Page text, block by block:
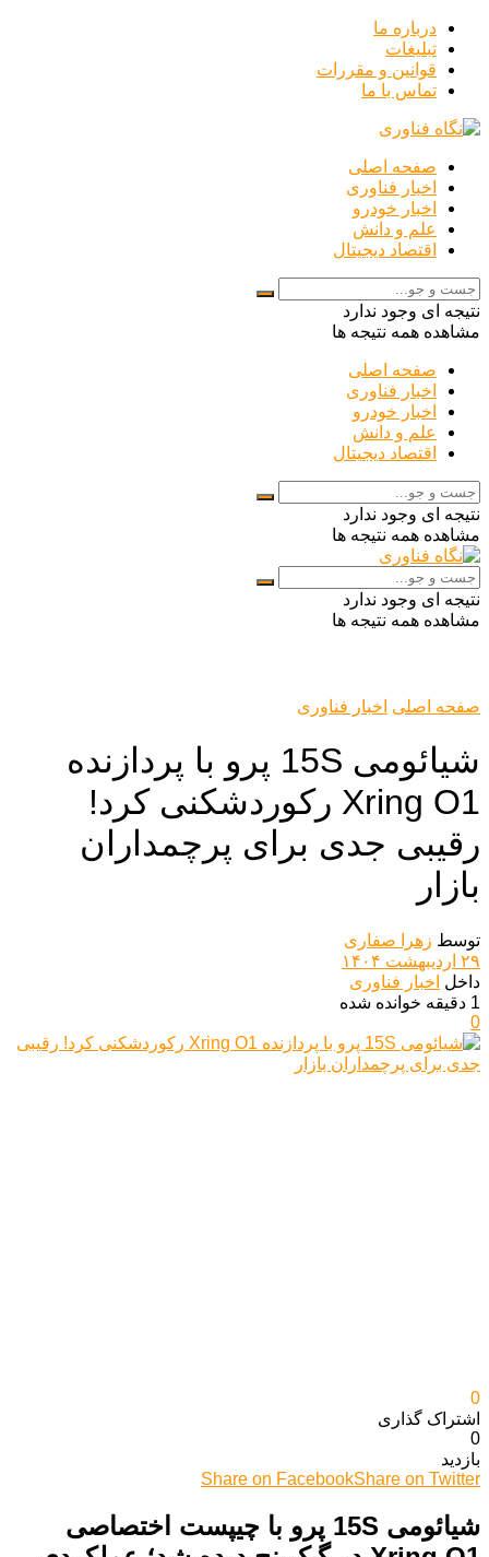
درباره ما
تبلیغات
قوانین و مقررات
تماس با ما
صفحه اصلی
اخبار فناوری
اخبار خودرو
علم و دانش
اقتصاد دیجیتال
نتیجه ای وجود ندارد
مشاهده همه نتیجه ها
صفحه اصلی
اخبار فناوری
اخبار خودرو
علم و دانش
اقتصاد دیجیتال
نتیجه ای وجود ندارد
مشاهده همه نتیجه ها
نتیجه ای وجود ندارد
مشاهده همه نتیجه ها
صفحه اصلی اخبار فناوری
شیائومی 15S پرو با پردازنده
Xring O1 رکوردشکنی کرد!
رقیبی جدی برای پرچمداران
بازار
توسط زهرا صفاری
۲۹ اردیبهشت ۱۴۰۴
داخل اخبار فناوری
1 دقیقه خوانده شده
0
0
اشتراک گذاری‌
0
بازدید
Share on FacebookShare on Twitter
شیائومی 15S پرو با چیپست اختصاصی